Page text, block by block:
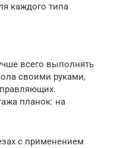
каждого типа
всего выполнять
своими руками,
планок: на
с применением